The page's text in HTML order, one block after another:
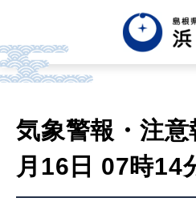
한글 Tiếng
市政情報
気象警報・注
月16日 07時14